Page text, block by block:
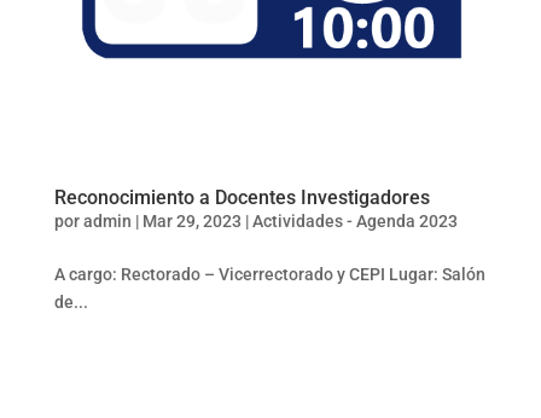
Reconocimiento a Docentes Investigadores
poradmin | Mar 29, 2023 |Actividades - Agenda 2023
A cargo: Rectorado – Vicerrectorado y CEPI Lugar: Salón
de...